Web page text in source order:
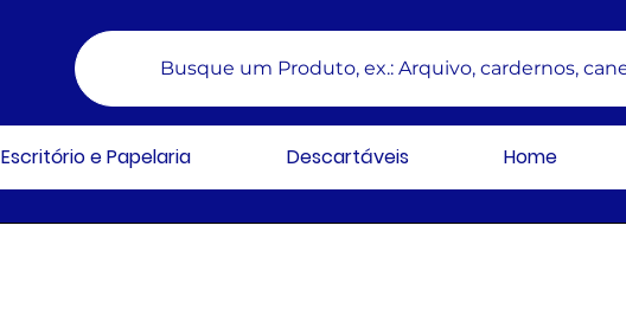
Busque um Produto, ex.: Arquivo, cardernos,
Escritório e Papelaria Descartáveis Home